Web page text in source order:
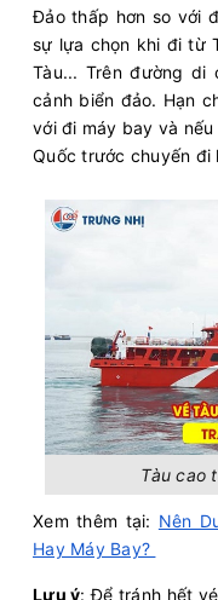
Đảo thấp hơn so với
sự lựa chọn khi đi từ
Tàu... Trên đường di
cảnh biển đảo. Hạn
với đi máy bay và
Quốc trước chuyến
Tàu cao
Xem thêm tại: Nên
Hay Máy Bay?
Lưu ý: Để tránh hết